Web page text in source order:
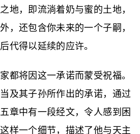
地，即流淌着奶与蜜的土地，
，还包含你未来的一个子嗣，
代得以延续的应许。
都将因这一承诺而蒙受祝福。
及其子孙所作出的承诺，通过
章中有一段经文，令人感到困
样一个细节，描述了他与天主